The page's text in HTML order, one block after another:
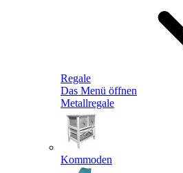
Regale
Das Menü öffnen
Metallregale
Kommoden